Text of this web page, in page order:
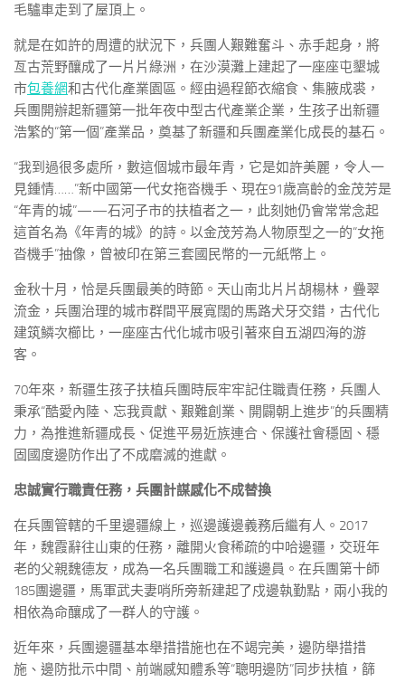
毛驢車走到了屋頂上。
就是在如許的周遭的狀況下，兵團人艱難奮斗、赤手起身，將
亙古荒野釀成了一片片綠洲，在沙漠灘上建起了一座座屯墾城
市包養網和古代化產業園區。經由過程節衣縮食、集腋成裘，
兵團開辦起新疆第一批年夜中型古代產業企業，生孩子出新疆
浩繁的“第一個”產業品，奠基了新疆和兵團產業化成長的基石。
“我到過很多處所，數這個城市最年青，它是如許美麗，令人一
見鍾情……”新中國第一代女拖沓機手、現在91歲高齡的金茂芳是
“年青的城”——石河子市的扶植者之一，此刻她仍會常常念起
這首名為《年青的城》的詩。以金茂芳為人物原型之一的“女拖
沓機手”抽像，曾被印在第三套國民幣的一元紙幣上。
金秋十月，恰是兵團最美的時節。天山南北片片胡楊林，疊翠
流金，兵團治理的城市群間平展寬闊的馬路犬牙交錯，古代化
建筑鱗次櫛比，一座座古代化城市吸引著來自五湖四海的游
客。
70年來，新疆生孩子扶植兵團時辰牢牢記住職責任務，兵團人
秉承“酷愛內陸、忘我貢獻、艱難創業、開闢朝上進步”的兵團精
力，為推進新疆成長、促進平易近族連合、保護社會穩固、穩
固國度邊防作出了不成磨滅的進獻。
忠誠實行職責任務，兵團計謀感化不成替換
在兵團管轄的千里邊疆線上，巡邊護邊義務后繼有人。2017
年，魏霞辭往山東的任務，離開火食稀疏的中哈邊疆，交班年
老的父親魏德友，成為一名兵團職工和護邊員。在兵團第十師
185團邊疆，馬軍武夫妻哨所旁新建起了戍邊執勤點，兩小我的
相依為命釀成了一群人的守護。
近年來，兵團邊疆基本舉措措施也在不竭完美，邊防舉措措
施、邊防批示中間、前端感知體系等“聰明邊防”同步扶植，篩